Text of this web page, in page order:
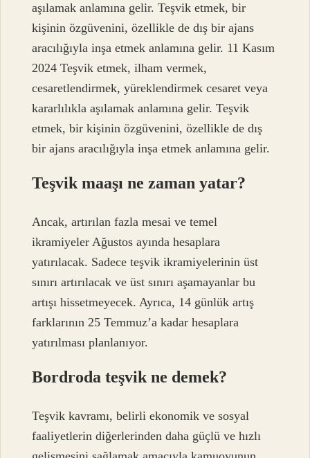
aşılamak anlamına gelir. Teşvik etmek, bir
kişinin özgüvenini, özellikle de dış bir ajans
aracılığıyla inşa etmek anlamına gelir. 11 Kasım
2024 Teşvik etmek, ilham vermek,
cesaretlendirmek, yüreklendirmek cesaret veya
kararlılıkla aşılamak anlamına gelir. Teşvik
etmek, bir kişinin özgüvenini, özellikle de dış
bir ajans aracılığıyla inşa etmek anlamına gelir.
Teşvik maaşı ne zaman yatar?
Ancak, artırılan fazla mesai ve temel
ikramiyeler Ağustos ayında hesaplara
yatırılacak. Sadece teşvik ikramiyelerinin üst
sınırı artırılacak ve üst sınırı aşamayanlar bu
artışı hissetmeyecek. Ayrıca, 14 günlük artış
farklarının 25 Temmuz’a kadar hesaplara
yatırılması planlanıyor.
Bordroda teşvik ne demek?
Teşvik kavramı, belirli ekonomik ve sosyal
faaliyetlerin diğerlerinden daha güçlü ve hızlı